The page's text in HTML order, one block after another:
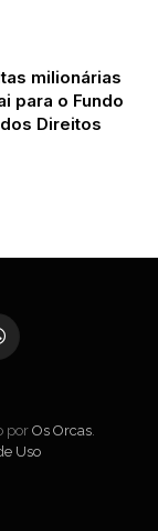
milionárias
para o Fundo
Direitos
por Os Orcas.
Uso